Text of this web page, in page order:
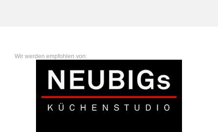
Wir werden empfohlen von: